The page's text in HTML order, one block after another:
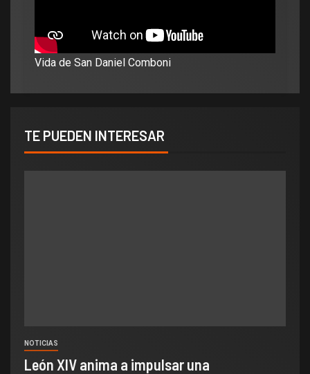
Vida de San Daniel Comboni
TE PUEDEN INTERESAR
NOTICIAS
León XIV anima a impulsar una